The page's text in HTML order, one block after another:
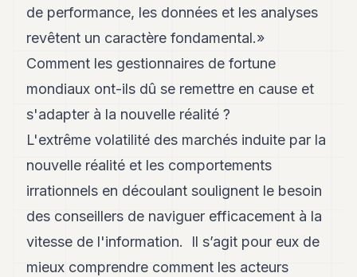
de performance, les données et les analyses
revêtent un caractère fondamental.»
Comment les gestionnaires de fortune
mondiaux ont-ils dû se remettre en cause et
s'adapter à la nouvelle réalité ?
L'extrême volatilité des marchés induite par la
nouvelle réalité et les comportements
irrationnels en découlant soulignent le besoin
des conseillers de naviguer efficacement à la
vitesse de l'information. Il s’agit pour eux de
mieux comprendre comment les acteurs